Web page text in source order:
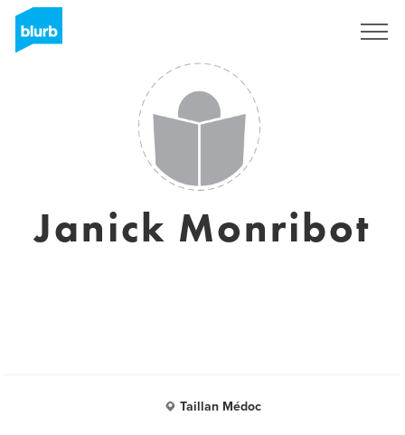
Janick Monribot
Taillan Médoc